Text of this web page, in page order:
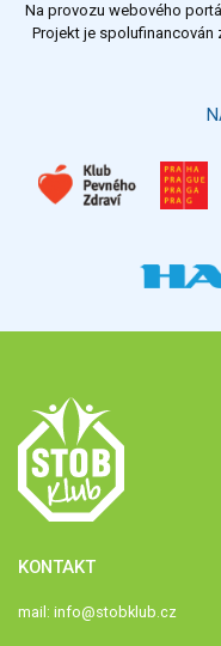
Na provozu webového
Projekt je spolufinancován
KONTAKT
mail: info@stobklub.cz